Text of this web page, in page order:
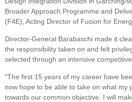
Broader Approach Programme and
(F4E), Acting Director of Fusion for
Director-General Barabaschi made it
the responsibility taken on and felt
selected through an intensive
"The first 15 years of my career have
now hope to be able to take on what my
towards our common objective. I will